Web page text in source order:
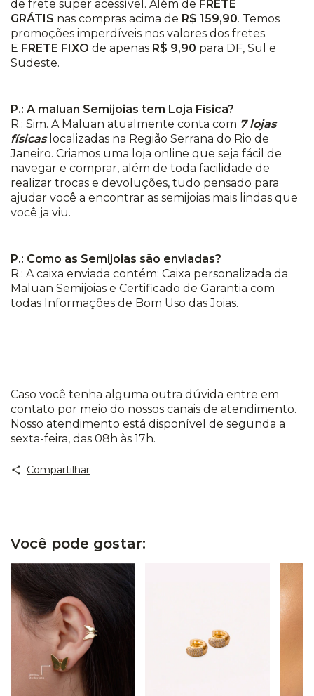
de frete super acessível. Além de FRETE
GRÁTIS nas compras acima de R$ 159,90. Temos
promoções imperdíveis nos valores dos fretes.
E FRETE FIXO de apenas R$ 9,90 para DF, Sul e
Sudeste.
P.: A maluan Semijoias tem Loja Física?
R.: Sim. A Maluan atualmente conta com 7 lojas
físicaslocalizadas na Região Serrana do Rio de
Janeiro. Criamos uma loja online que seja fácil de
navegar e comprar, além de toda facilidade de
realizar trocas e devoluções, tudo pensado para
ajudar você a encontrar as semijoias mais lindas que
você ja viu.
P.: Como as Semijoias são enviadas?
R.: A caixa enviada contém: Caixa personalizada da
Maluan Semijoias e Certificado de Garantia com
todas Informações de Bom Uso das Joias.
Caso você tenha alguma outra dúvida entre em
contato por meio do nossos canais de atendimento.
Nosso atendimento está disponível de segunda a
sexta-feira, das 08h às 17h.
Compartilhar
Você pode gostar: